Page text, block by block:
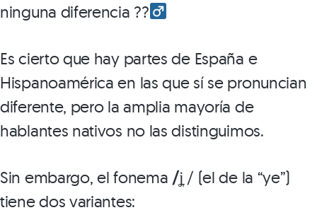
ninguna diferencia ??‍
Es cierto que hay partes de España e
Hispanoamérica en las que sí se pronuncian
diferente, pero la amplia mayoría de
hablantes nativos no las distinguimos.
Sin embargo, el fonema /ʝ̞ / (el de la “ye”)
tiene dos variantes: